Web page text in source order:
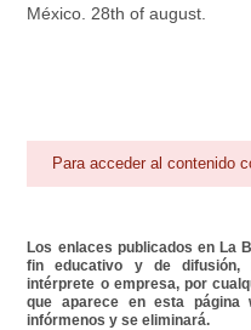
México. 28th of august.
Para acceder al contenido
Los enlaces publicados en La
fin educativo y de difusión,
intérprete o empresa, por
que aparece en esta página
infórmenos y se eliminará.